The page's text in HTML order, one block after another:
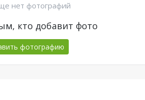
нет фотографий
кто добавит фото
фотографию